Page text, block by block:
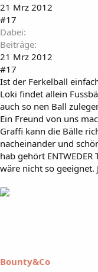
21 Mrz 2012
#17
Dabei
Beiträge
21 Mrz 2012
#17
Ist der Ferkelball
Loki findet allein
auch so nen Ball
Ein Freund von uns
Graffi kann die Bälle
nacheinander und
hab gehört
wäre nicht so geeignet.
Bounty&Co